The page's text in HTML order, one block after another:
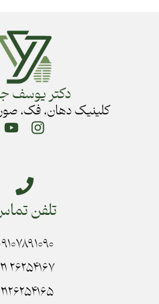
دکتر یوسف
کلینیک دهان، فک،
تلفن
۲۶۲۵۴۱۶۷ ۰۲۱